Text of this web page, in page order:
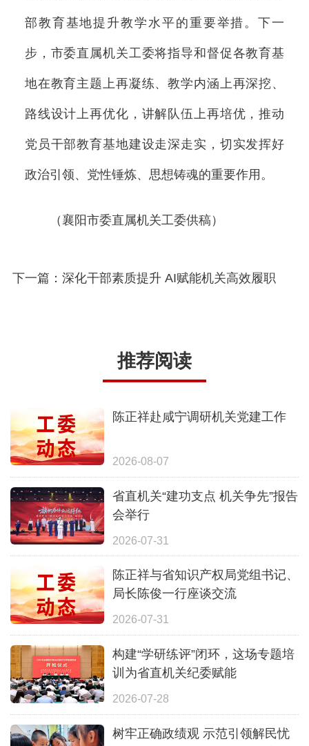
部教育基地提升教学水平的重要举措。下一
步，市委直属机关工委将指导和督促各教育基
地在教育主题上再凝练、教学内涵上再深挖、
路线设计上再优化，讲解队伍上再培优，推动
党员干部教育基地建设走深走实，切实发挥好
政治引领、党性锤炼、思想铸魂的重要作用。
（襄阳市委直属机关工委供稿）
下一篇：深化干部素质提升 AI赋能机关高效履职
推荐阅读
陈正祥赴咸宁调研机关党建工作
2026-08-07
省直机关“建功支点 机关争先”报告
会举行
2026-07-31
陈正祥与省知识产权局党组书记、
局长陈俊一行座谈交流
2026-07-31
构建“学研练评”闭环，这场专题培
训为省直机关纪委赋能
2026-07-28
树牢正确政绩观 示范引领解民忧